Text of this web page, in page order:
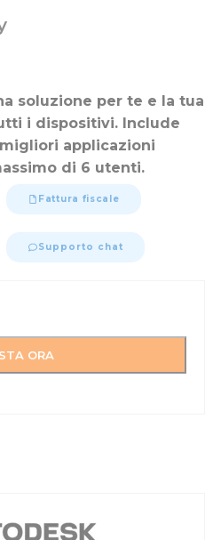
soluzione per te e la tua
i dispositivi. Include
applicazioni
di 6 utenti.
Fattura fiscale
Supporto chat
ORA